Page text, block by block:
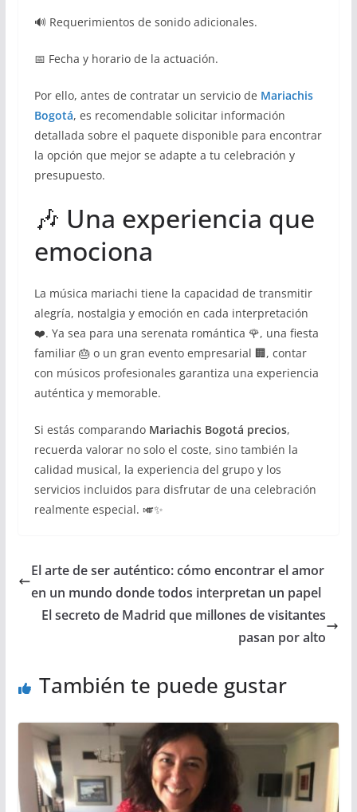
🔊 Requerimientos de sonido adicionales.
📅 Fecha y horario de la actuación.
Por ello, antes de contratar un servicio de Mariachis
Bogotá, es recomendable solicitar información
detallada sobre el paquete disponible para encontrar
la opción que mejor se adapte a tu celebración y
presupuesto.
🎶 Una experiencia que
emociona
La música mariachi tiene la capacidad de transmitir
alegría, nostalgia y emoción en cada interpretación
❤️. Ya sea para una serenata romántica 🌹, una fiesta
familiar 🎂 o un gran evento empresarial 🏢, contar
con músicos profesionales garantiza una experiencia
auténtica y memorable.
Si estás comparando Mariachis Bogotá precios,
recuerda valorar no solo el coste, sino también la
calidad musical, la experiencia del grupo y los
servicios incluidos para disfrutar de una celebración
realmente especial. 🎺✨
El arte de ser auténtico: cómo encontrar el amor
en un mundo donde todos interpretan un papel
El secreto de Madrid que millones de visitantes
pasan por alto
También te puede gustar